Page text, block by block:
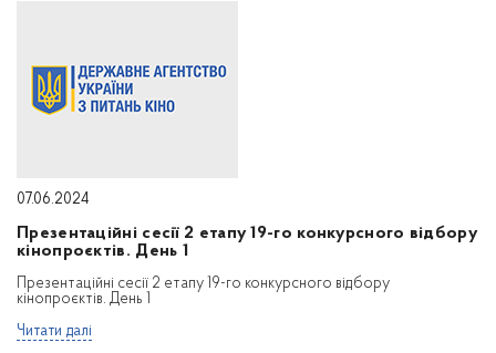
07.06.2024
Презентаційні сесії 2 етапу 19-го конкурсного відбору
кінопроєктів. День 1
Презентаційні сесії 2 етапу 19-го конкурсного відбору
кінопроєктів. День 1
Читати далі